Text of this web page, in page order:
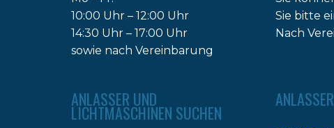
10:00 Uhr – 12:00 Uhr
14:30 Uhr – 17:00 Uhr
sowie nach Vereinbarung
Sie bitte
Nach
ANLASSER UND
LICHTMASCHINEN SUCHEN